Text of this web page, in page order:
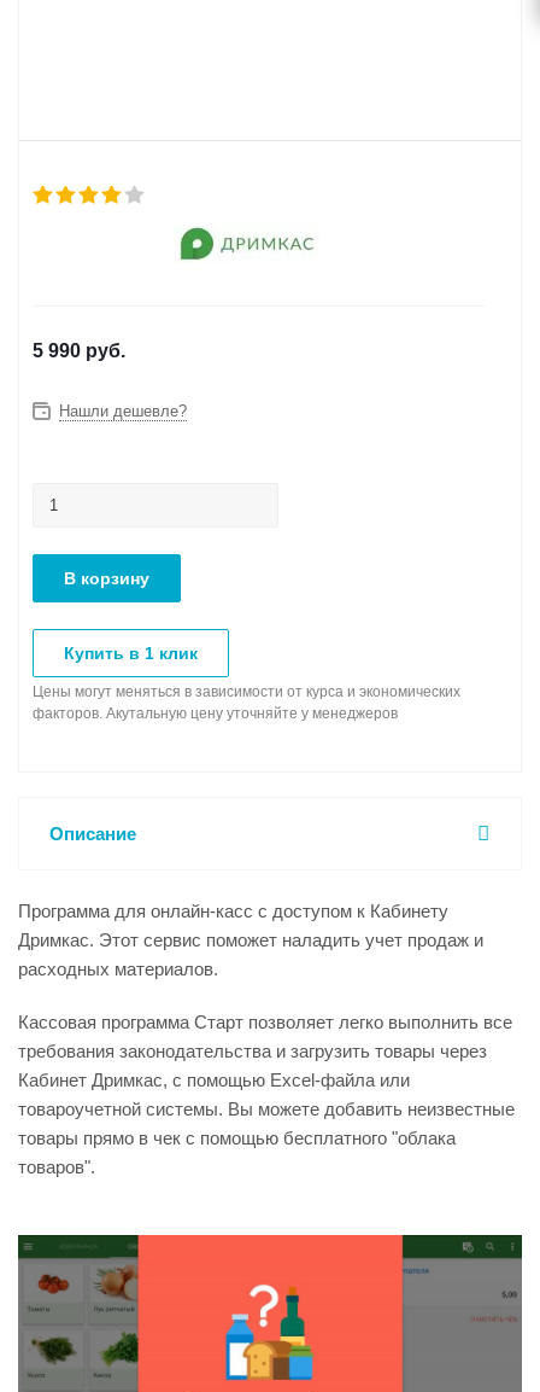
5 990 руб.
Нашли дешевле?
В корзину
Купить в 1 клик
Цены могут меняться в зависимости от курса и экономических
факторов. Акутальную цену уточняйте у менеджеров
Описание
Программа для онлайн-касс с доступом к Кабинету
Дримкас. Этот сервис поможет наладить учет продаж и
расходных материалов.
Кассовая программа Старт позволяет легко выполнить все
требования законодательства и загрузить товары через
Кабинет Дримкас, с помощью Excel-файла или
товароучетной системы. Вы можете добавить неизвестные
товары прямо в чек с помощью бесплатного "облака
товаров".